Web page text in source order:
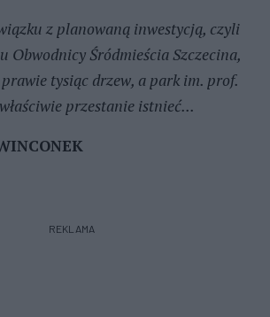
z planowaną inwestycją, czyli
Obwodnicy Śródmieścia Szczecina,
tysiąc drzew, a park im. prof.
przestanie istnieć...
REKLAMA